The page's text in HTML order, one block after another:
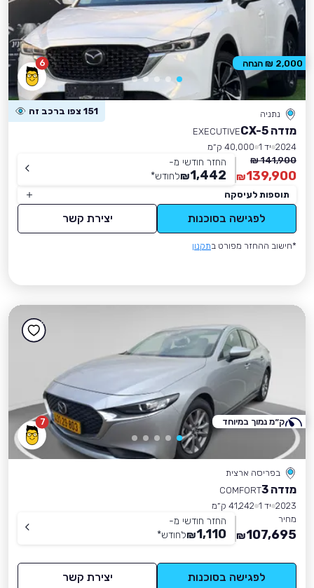
6
נתניה 151 צפו ברכב זה
מזדה CX-5
EXECUTIVE
2024 יד 1
40,000 ק״מ
141,900 ₪
139,900
₪
החזר חודשי מ-
1,442
₪לחודש*
תוספות לעיסקה
לפגישה בסוכנות יצירת קשר
*חישוב ההחזר מפורט בתקנון
2,000 ₪ הנחה
7
בפריסה ארצית
מזדה 3
COMFORT
2023 יד 1
41,242 ק״מ
מחיר
107,695
₪
החזר חודשי מ-
1,110
₪לחודש*
לפגישה בסוכנות יצירת קשר
ק״מ נמוך במיוחד